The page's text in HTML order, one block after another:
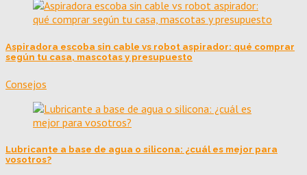
Aspiradora escoba sin cable vs robot aspirador: qué comprar
según tu casa, mascotas y presupuesto
Consejos
Lubricante a base de agua o silicona: ¿cuál es mejor para
vosotros?